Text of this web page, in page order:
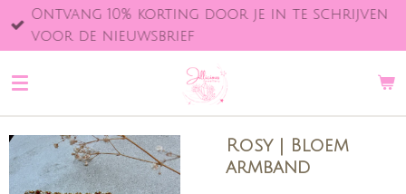
Ga
direct
de
Ontvang 10% korting door je in te schrijven
voor de nieuwsbrief
Rosy | Bloem
armband